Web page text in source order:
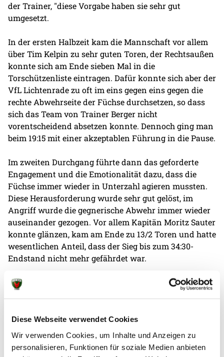
Diese Webseite verwendet Cookies
Wir verwenden Cookies, um Inhalte und Anzeigen zu
personalisieren, Funktionen für soziale Medien anbieten
der Trainer, "diese Vorgabe haben sie sehr gut
umgesetzt.
In der ersten Halbzeit kam die Mannschaft vor allem
über Tim Kelpin zu sehr guten Toren, der Rechtsaußen
konnte sich am Ende sieben Mal in die
Torschützenliste eintragen. Dafür konnte sich aber der
VfL Lichtenrade zu oft im eins gegen eins gegen die
rechte Abwehrseite der Füchse durchsetzen, so dass
sich das Team von Trainer Berger nicht
vorentscheidend absetzen konnte. Dennoch ging man
beim 19:15 mit einer akzeptablen Führung in die Pause.
Im zweiten Durchgang führte dann das geforderte
Engagement und die Emotionalität dazu, dass die
Füchse immer wieder in Unterzahl agieren mussten.
Diese Herausforderung wurde sehr gut gelöst, im
Angriff wurde die gegnerische Abwehr immer wieder
auseinander gezogen. Vor allem Kapitän Moritz Sauter
konnte glänzen, kam am Ende zu 13/2 Toren und hatte
wesentlichen Anteil, dass der Sieg bis zum 34:30-
Endstand nicht mehr gefährdet war.
"Die Einstellung und der Auftritt der Jungs hat mir
gefallen", freute sich auch Trainer Martin Berger über
nächsten Aufgaben war das sehr wichtig." In drei
Wochen tritt die Mannschaft zu ihrem nächsten Spiel
zuhause gegen die SG NARVA Berlin an, derzeit mit
zwei Minuspunkten Tabellenzweiter. Zwei Tage später